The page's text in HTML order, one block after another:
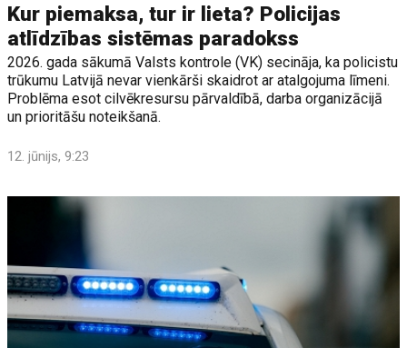
Kur piemaksa, tur ir lieta? Policijas
atlīdzības sistēmas paradokss
2026. gada sākumā Valsts kontrole (VK) secināja, ka policistu
trūkumu Latvijā nevar vienkārši skaidrot ar atalgojuma līmeni.
Problēma esot cilvēkresursu pārvaldībā, darba organizācijā
un prioritāšu noteikšanā.
12. jūnijs, 9:23